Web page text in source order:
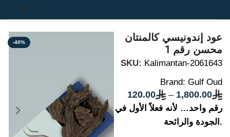
-40%
عود إندونيسي كالمنتان
محسن رقم 1
SKU: Kalimantan-2061643
Brand: Gulf Oud
120.00 – 1,800.00
رقم واحد… لأنه فعلاً الأول في
الجودة والرائحة.